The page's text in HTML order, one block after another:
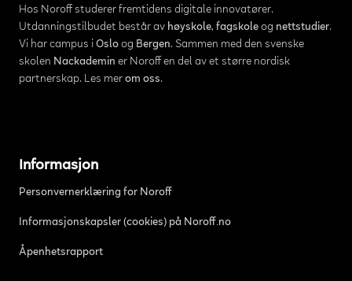
Hos Noroff studerer fremtidens digitale innovatører.
Utdanningstilbudet består av høyskole, fagskoleog nettstudier.
Vi har campus i Osloog Bergen. Sammen med den svenske
skolen Nackademin er Noroff en del av et større nordisk
partnerskap. Les mer om oss.
Informasjon
Personvernerklæring for Noroff
Informasjonskapsler (cookies) på Noroff.no
Åpenhetsrapport